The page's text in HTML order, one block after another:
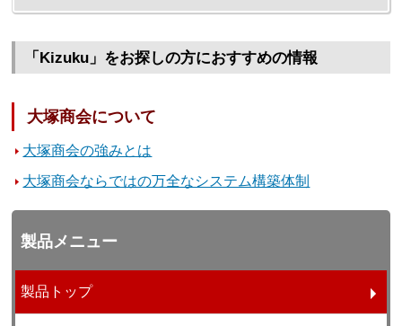
「Kizuku」をお探しの方におすすめの情報
大塚商会について
大塚商会の強みとは
大塚商会ならではの万全なシステム構築体制
製品メニュー
製品トップ